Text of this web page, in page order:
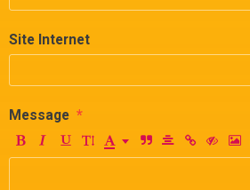
Site Internet
Message